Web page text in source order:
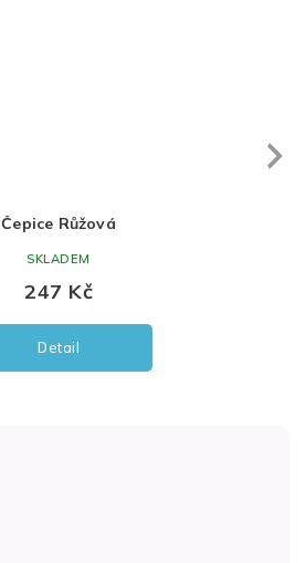
Čepice Růžová
247 Kč
Detail
SKLADEM
Next